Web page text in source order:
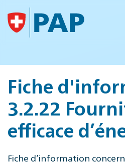
Accéder au contenu
Fiche
3.2.22
efficace
Fiche d’information